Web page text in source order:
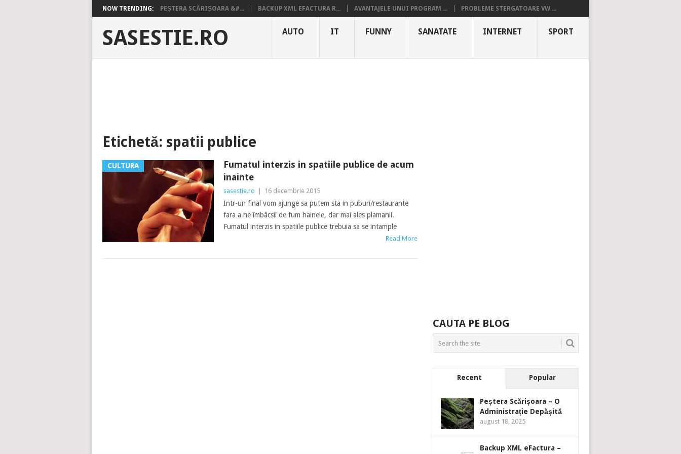
NOW TRENDING: PEȘTERA SCĂRIȘOARA &#... BACKUP XML EFACTURA R... AVANTAJELE UNUI PROGRAM ... PROBLEME STERGATOARE VW ...
SASESTIE.RO AUTO IT FUNNY SANATATE INTERNET SPORT
Etichetă: spatii publice
CULTURA
Fumatul interzis in spatiile publice de acum
inainte
sasestie.ro 16 decembrie 2015
Intr-un final vom ajunge sa putem sta in puburi/restaurante
fara a ne îmbâcsii de fum hainele, dar mai ales plamanii.
Fumatul interzis in spatiile publice trebuia sa se intample
Read More
CAUTA PE BLOG
Recent Popular
Peștera Scărișoara – O
Administrație Depășită
august 18, 2025
Backup XML eFactura –